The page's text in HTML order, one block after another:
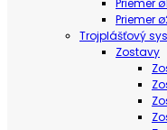
Priemer
Priemer
Trojplášťový
Zostavy